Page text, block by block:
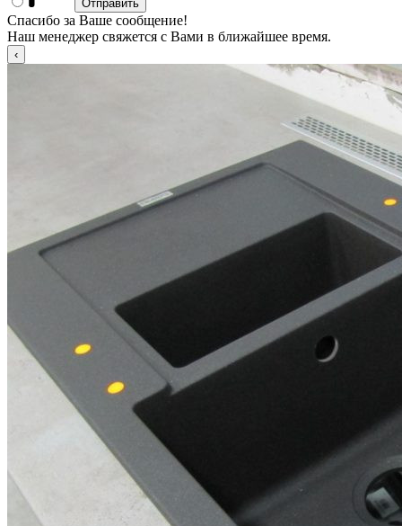
Спасибо за Ваше сообщение!
Наш менеджер свяжется с Вами в ближайшее время.